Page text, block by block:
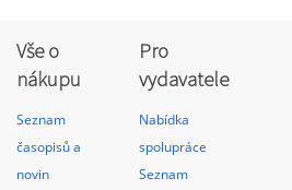
Vše o
nákupu
Seznam
časopisů a
novin
Pro
vydavatele
Nabídka
spolupráce
Seznam